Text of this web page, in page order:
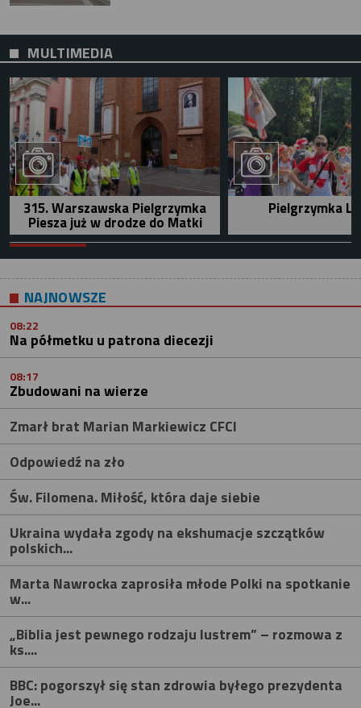
MULTIMEDIA
315. Warszawska Pielgrzymka
Piesza już w drodze do Matki
Pielgrzymka
NAJNOWSZE
08:22
Na półmetku u patrona diecezji
08:17
Zbudowani na wierze
Zmarł brat Marian Markiewicz CFCI
Odpowiedź na zło
Św. Filomena. Miłość, która daje siebie
Ukraina wydała zgody na ekshumacje szczątków
polskich...
Marta Nawrocka zaprosiła młode Polki na spotkanie
w...
„Biblia jest pewnego rodzaju lustrem” – rozmowa z
ks....
BBC: pogorszył się stan zdrowia byłego prezydenta
Joe...